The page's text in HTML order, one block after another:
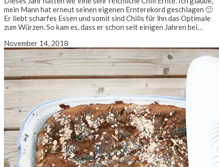
mein Mann hat erneut seinen eigenen Ernterekord geschlagen 🙂
Er liebt scharfes Essen und somit sind Chilis für ihn das Optimale
zum Würzen. So kam es, dass er schon seit einigen Jahren bei…
November 14, 2018